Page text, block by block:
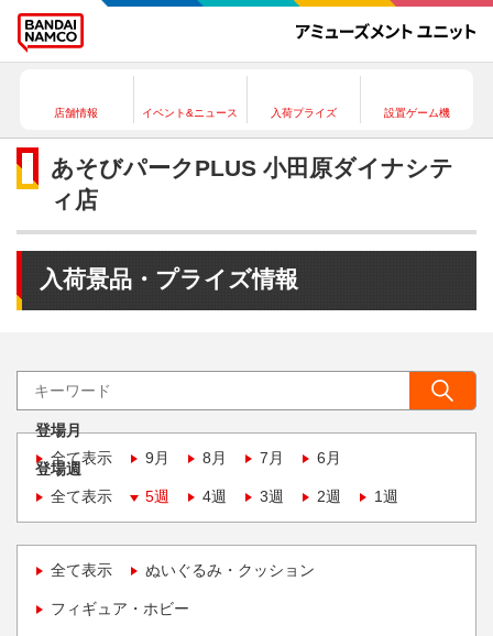
店舗情報 イベント&ニュース 入荷プライズ 設置ゲーム機
あそびパークPLUS 小田原ダイナシテ
ィ店
入荷景品・プライズ情報
登場月
全て表示
9月 8月 7月 6月
登場週
全て表示
5週 4週 3週 2週 1週
全て表示 ぬいぐるみ・クッション
フィギュア・ホビー